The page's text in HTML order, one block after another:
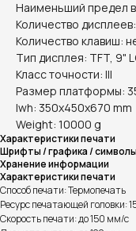
Наименьший предел
Количество дисплеев:
Количество клавиш:
Тип дисплея: TFT, 9"
Класс точности: III
Размер платформы:
lwh: 350x450x670 mm
Weight: 10000 g
Характеристики печати
Шрифты / графика / символы
Хранение информации
Характеристики печати
Способ печати: Термопечать
Ресурс печатающей головки:
Скорость печати: до 150 мм/с